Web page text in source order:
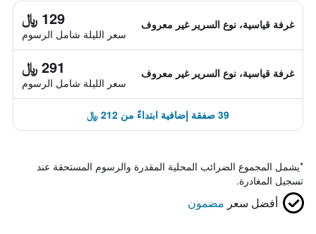
غرفة قياسية، نوع السرير غير معروف 129 ﷼
سعر الليلة شامل الرسوم
غرفة قياسية، نوع السرير غير معروف 291 ﷼
سعر الليلة شامل الرسوم
39 صفقة إضافية ابتداءً من 212 ﷼
*يشمل المجموع الضرائب المحلية المقدرة والرسوم المستحقة عند
تسجيل المغادرة.
أفضل سعر مضمون